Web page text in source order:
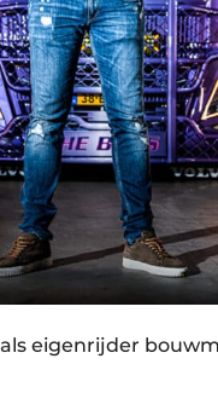
eigenrijder